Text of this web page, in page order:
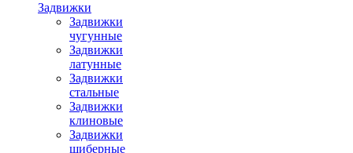
Задвижки
Задвижки
чугунные
Задвижки
латунные
Задвижки
стальные
Задвижки
клиновые
Задвижки
шиберные